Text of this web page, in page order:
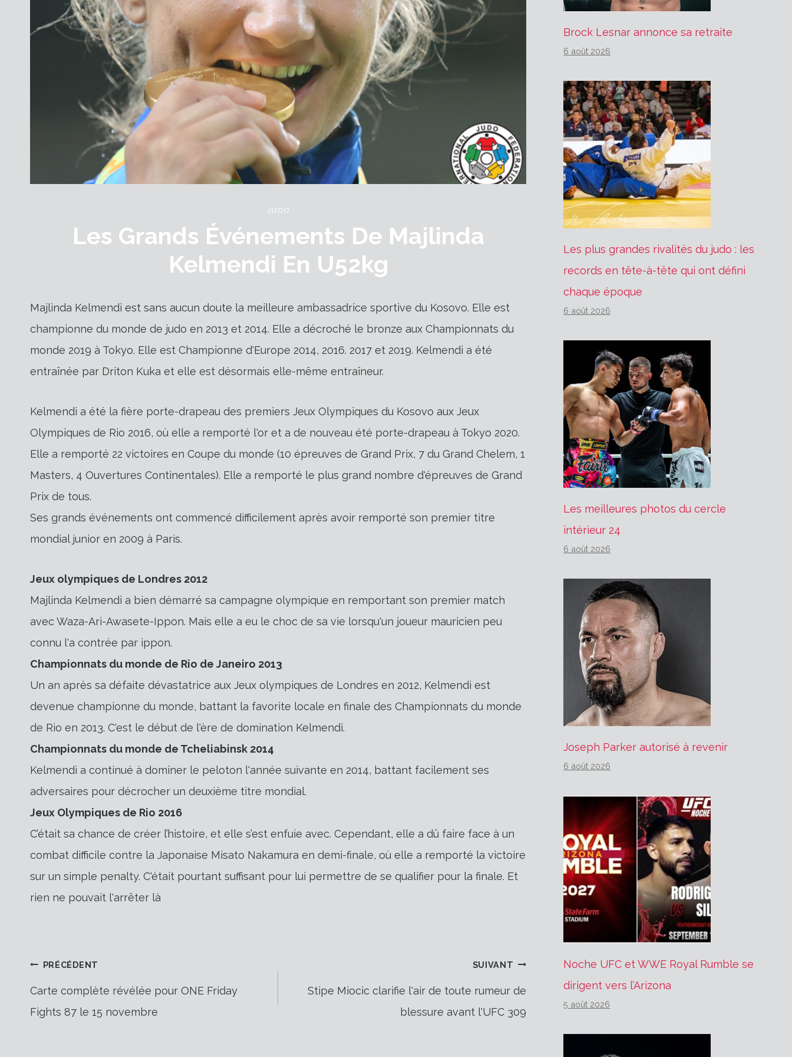
JUDO
Les Grands Événements De Majlinda
Kelmendi En U52kg
Majlinda Kelmendi est sans aucun doute la meilleure ambassadrice sportive du Kosovo. Elle est
championne du monde de judo en 2013 et 2014. Elle a décroché le bronze aux Championnats du
monde 2019 à Tokyo. Elle est Championne d'Europe 2014, 2016. 2017 et 2019. Kelmendi a été
entraînée par Driton Kuka et elle est désormais elle-même entraîneur.
Kelmendi a été la fière porte-drapeau des premiers Jeux Olympiques du Kosovo aux Jeux
Olympiques de Rio 2016, où elle a remporté l'or et a de nouveau été porte-drapeau à Tokyo 2020.
Elle a remporté 22 victoires en Coupe du monde (10 épreuves de Grand Prix, 7 du Grand Chelem, 1
Masters, 4 Ouvertures Continentales). Elle a remporté le plus grand nombre d'épreuves de Grand
Prix de tous.
Ses grands événements ont commencé difficilement après avoir remporté son premier titre
mondial junior en 2009 à Paris.
Jeux olympiques de Londres 2012
Majlinda Kelmendi a bien démarré sa campagne olympique en remportant son premier match
avec Waza-Ari-Awasete-Ippon. Mais elle a eu le choc de sa vie lorsqu'un joueur mauricien peu
connu l'a contrée par ippon.
Championnats du monde de Rio de Janeiro 2013
Un an après sa défaite dévastatrice aux Jeux olympiques de Londres en 2012, Kelmendi est
devenue championne du monde, battant la favorite locale en finale des Championnats du monde
de Rio en 2013. C'est le début de l'ère de domination Kelmendi.
Championnats du monde de Tcheliabinsk 2014
Kelmendi a continué à dominer le peloton l'année suivante en 2014, battant facilement ses
adversaires pour décrocher un deuxième titre mondial.
Jeux Olympiques de Rio 2016
C’était sa chance de créer l’histoire, et elle s’est enfuie avec. Cependant, elle a dû faire face à un
combat difficile contre la Japonaise Misato Nakamura en demi-finale, où elle a remporté la victoire
sur un simple penalty. C'était pourtant suffisant pour lui permettre de se qualifier pour la finale. Et
rien ne pouvait l'arrêter là
Navigation
PRÉCÉDENT
Carte complète révélée pour ONE Friday
Fights 87 le 15 novembre
SUIVANT
Stipe Miocic clarifie l'air de toute rumeur de
blessure avant l'UFC 309
Brock Lesnar annonce sa retraite
6 août 2026
Les plus grandes rivalités du judo : les
records en tête-à-tête qui ont défini
chaque époque
6 août 2026
Les meilleures photos du cercle
intérieur 24
6 août 2026
Joseph Parker autorisé à revenir
6 août 2026
Noche UFC et WWE Royal Rumble se
dirigent vers l’Arizona
5 août 2026